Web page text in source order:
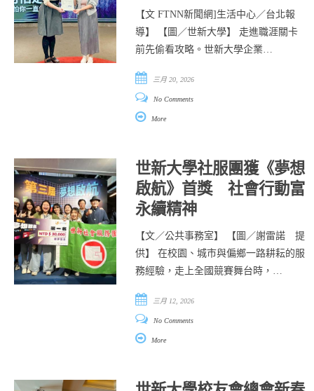
【文 FTNN新聞網]生活中心／台北報
導】 【圖／世新大學】 走進職涯關卡
前先偷看攻略。世新大學企業…
三月 20, 2026
No Comments
More
世新大學社服團獲《夢想
啟航》首獎 社會行動富
永續精神
【文／公共事務室】 【圖／謝雷諾 提
供】 在校園、城市與偏鄉一路耕耘的服
務經驗，走上全國競賽舞台時，…
三月 12, 2026
No Comments
More